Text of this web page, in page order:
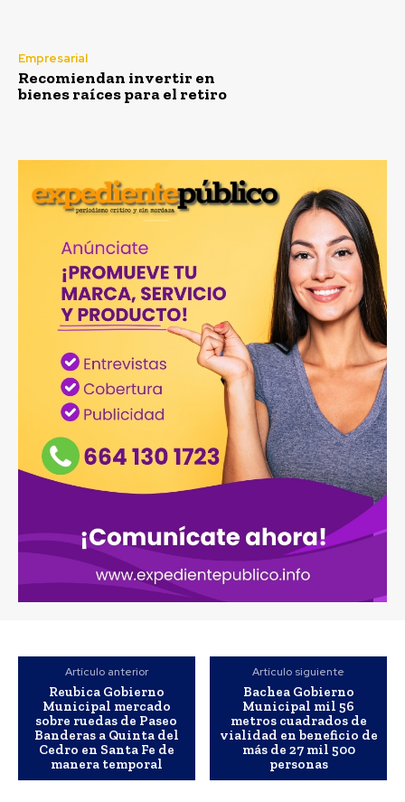
Empresarial
Recomiendan invertir en
bienes raíces para el retiro
Artículo anterior
Reubica Gobierno
Municipal mercado
sobre ruedas de Paseo
Banderas a Quinta del
Cedro en Santa Fe de
manera temporal
Artículo siguiente
Bachea Gobierno
Municipal mil 56
metros cuadrados de
vialidad en beneficio de
más de 27 mil 500
personas